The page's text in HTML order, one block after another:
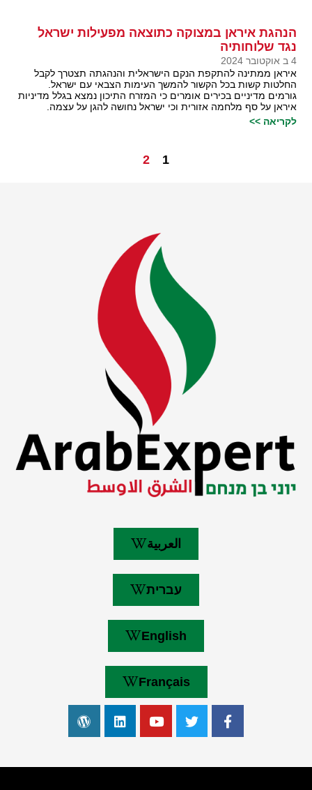
הנהגת איראן במצוקה כתוצאה מפעילות ישראל
נגד שלוחותיה
4 ב אוקטובר 2024
איראן ממתינה להתקפת הנקם הישראלית והנהגתה תצטרך לקבל
החלטות קשות בכל הקשור להמשך העימות הצבאי עם ישראל.
גורמים מדיניים בכירים אומרים כי המזרח התיכון נמצא בגלל מדיניות
איראן על סף מלחמה אזורית וכי ישראל נחושה להגן על עצמה.
לקריאה >>
1
2
العربية
עברית
English
Français